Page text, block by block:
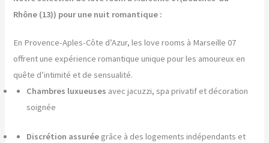
Rhône (13)) pour une nuit romantique :
En Provence-Aples-Côte d’Azur, les love rooms à Marseille 07
offrent une expérience romantique unique pour les amoureux en
quête d’intimité et de sensualité.
Chambres luxueuses avec jacuzzi, spa privatif et décoration
soignée
Discrétion assurée grâce à des logements indépendants et